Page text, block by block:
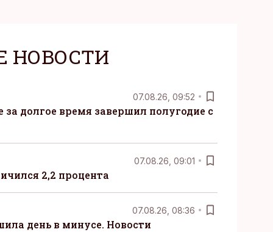
НОВОСТИ
07.08.26, 09:52
долгое время завершил полугодие с
07.08.26, 09:01
2,2 процента
07.08.26, 08:36
день в минусе. Новости